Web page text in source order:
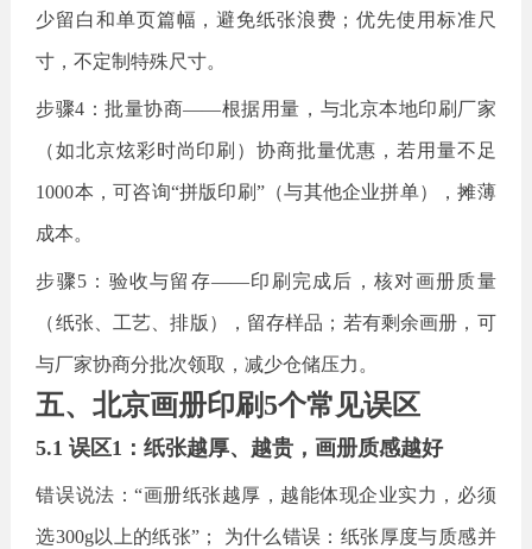
少留白和单页篇幅，避免纸张浪费；优先使用标准尺
寸，不定制特殊尺寸。
步骤4：批量协商——根据用量，与北京本地印刷厂家
（如北京炫彩时尚印刷）协商批量优惠，若用量不足
1000本，可咨询“拼版印刷”（与其他企业拼单），摊薄
成本。
步骤5：验收与留存——印刷完成后，核对画册质量
（纸张、工艺、排版），留存样品；若有剩余画册，可
与厂家协商分批次领取，减少仓储压力。
五、北京画册印刷5个常见误区
5.1 误区1：纸张越厚、越贵，画册质感越好
错误说法：“画册纸张越厚，越能体现企业实力，必须
选300g以上的纸张”； 为什么错误：纸张厚度与质感并